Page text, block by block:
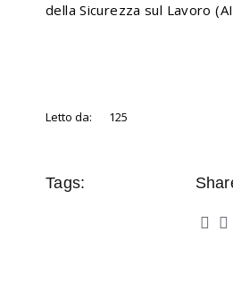
della Sicurezza sul Lavoro
Letto da: 125
Tags: